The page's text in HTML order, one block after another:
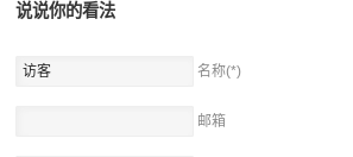
说说你的看法
名称(*)
邮箱